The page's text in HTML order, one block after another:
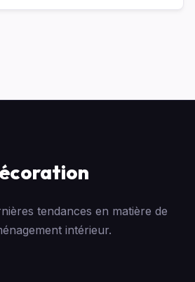
tendances en matière de
intérieur.